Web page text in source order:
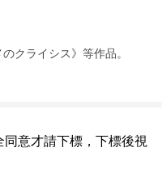
クライシス》等作品。